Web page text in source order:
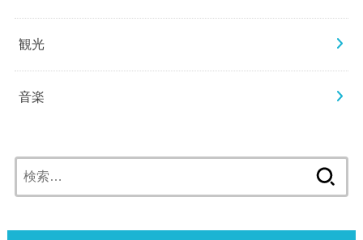
観光
音楽
索: